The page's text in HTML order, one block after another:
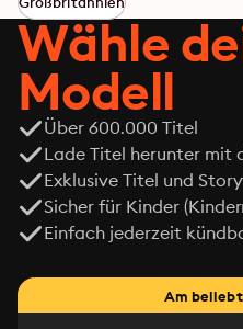
Wähle
Modell
Über 600.000 Titel
Lade Titel herunter mit
Exklusive Titel und
Sicher für Kinder
Einfach jederzeit
Am